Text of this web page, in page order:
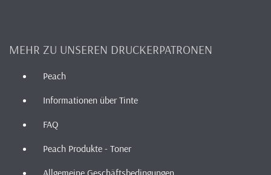
MEHR ZU UNSEREN DRUCKERPATRONEN
Peach
Informationen über Tinte
FAQ
Peach Produkte - Toner
Allgemeine Geschäftsbedingungen